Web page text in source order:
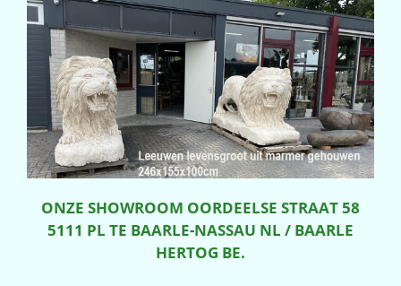
ONZE SHOWROOM OORDEELSE STRAAT 58
5111 PL TE BAARLE-NASSAU NL / BAARLE
HERTOG BE.